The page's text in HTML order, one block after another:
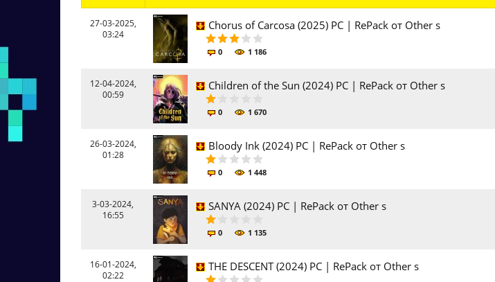
27-03-2025,
03:24
Chorus of Carcosa (2025) PC | RePack от Other s
0 1 186
12-04-2024,
00:59
Children of the Sun (2024) PC | RePack от Other s
0 1 670
26-03-2024,
01:28
Bloody Ink (2024) PC | RePack от Other s
0 1 448
3-03-2024,
16:55
SANYA (2024) PC | RePack от Other s
0 1 135
16-01-2024,
02:22
THE DESCENT (2024) PC | RePack от Other s